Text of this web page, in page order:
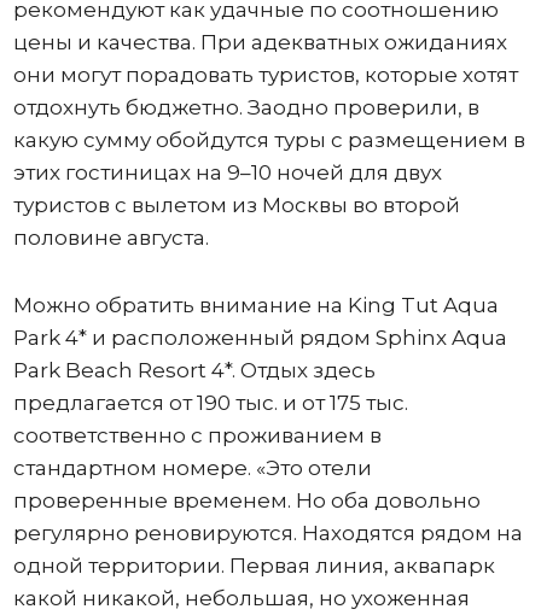
рекомендуют как удачные по соотношению
цены и качества. При адекватных ожиданиях
они могут порадовать туристов, которые хотят
отдохнуть бюджетно. Заодно проверили, в
какую сумму обойдутся туры с размещением в
этих гостиницах на 9–10 ночей для двух
туристов с вылетом из Москвы во второй
половине августа.
Можно обратить внимание на King Tut Aqua
Park 4* и расположенный рядом Sphinx Aqua
Park Beach Resort 4*. Отдых здесь
предлагается от 190 тыс. и от 175 тыс.
соответственно с проживанием в
стандартном номере. «Это отели
проверенные временем. Но оба довольно
регулярно реновируются. Находятся рядом на
одной территории. Первая линия, аквапарк
какой никакой, небольшая, но ухоженная